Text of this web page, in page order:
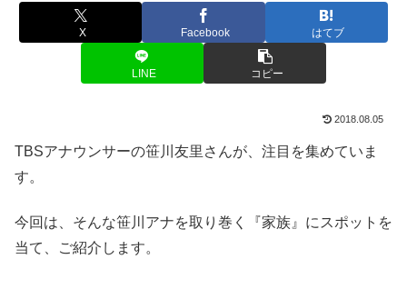
X Facebook はてブ
LINE コピー
2018.08.05
TBSアナウンサーの笹川友里さんが、注目を集めていま
す。
今回は、そんな笹川アナを取り巻く『家族』にスポットを
当て、ご紹介します。